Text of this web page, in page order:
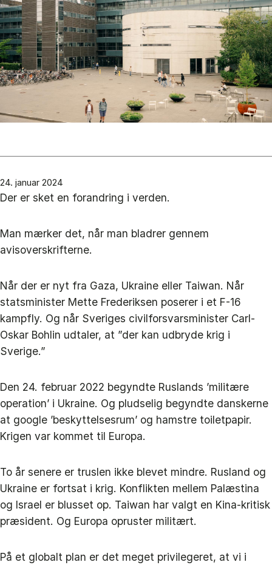
24. januar 2024
Der er sket en forandring i verden.
Man mærker det, når man bladrer gennem
avisoverskrifterne.
Når der er nyt fra Gaza, Ukraine eller Taiwan. Når
statsminister Mette Frederiksen poserer i et F-16
kampfly. Og når Sveriges civilforsvarsminister Carl-
Oskar Bohlin udtaler, at ”der kan udbryde krig i
Sverige.”
Den 24. februar 2022 begyndte Ruslands ’militære
operation’ i Ukraine. Og pludselig begyndte danskerne
at google ’beskyttelsesrum’ og hamstre toiletpapir.
Krigen var kommet til Europa.
To år senere er truslen ikke blevet mindre. Rusland og
Ukraine er fortsat i krig. Konflikten mellem Palæstina
og Israel er blusset op. Taiwan har valgt en Kina-kritisk
præsident. Og Europa opruster militært.
På et globalt plan er det meget privilegeret, at vi i